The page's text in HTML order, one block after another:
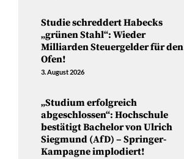
Studie schreddert Habecks
„grünen Stahl“: Wieder
Milliarden Steuergelder für den
Ofen!
3. August 2026
„Studium erfolgreich
abgeschlossen“: Hochschule
bestätigt Bachelor von Ulrich
Siegmund (AfD) – Springer-
Kampagne implodiert!